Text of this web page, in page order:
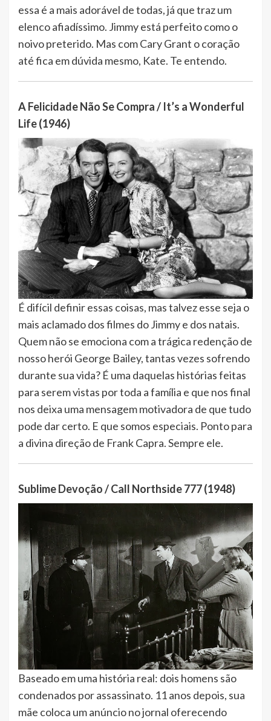
essa é a mais adorável de todas, já que traz um
elenco afiadíssimo. Jimmy está perfeito como o
noivo preterido. Mas com Cary Grant o coração
até fica em dúvida mesmo, Kate. Te entendo.
A Felicidade Não Se Compra / It’s a Wonderful
Life (1946)
É difícil definir essas coisas, mas talvez esse seja o
mais aclamado dos filmes do Jimmy e dos natais.
Quem não se emociona com a trágica redenção de
nosso herói George Bailey, tantas vezes sofrendo
durante sua vida? É uma daquelas histórias feitas
para serem vistas por toda a família e que nos final
nos deixa uma mensagem motivadora de que tudo
pode dar certo. E que somos especiais. Ponto para
a divina direção de Frank Capra. Sempre ele.
Sublime Devoção / Call Northside 777 (1948)
Baseado em uma história real: dois homens são
condenados por assassinato. 11 anos depois, sua
mãe coloca um anúncio no jornal oferecendo